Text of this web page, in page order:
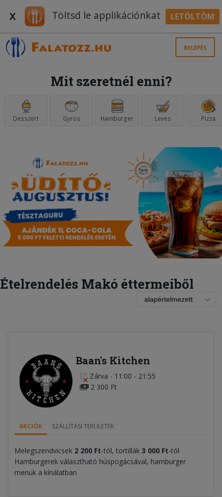
X Töltsd le applikációnkat LETÖLTÖM
BELÉPÉS
Mit szeretnél enni?
Desszert Gyros Hamburger Leves Pizza
Ételrendelés Makó éttermeiből
Baan's Kitchen
Zárva - 11:00 - 21:55
2 300 Ft
AKCIÓK SZÁLLÍTÁSI TERÜLETEK
Melegszendvicsek 2 200 Ft-tól, tortillák 3 000 Ft-tól
Hamburgerek választható húspogácsával, hamburger
menük a kínálatban